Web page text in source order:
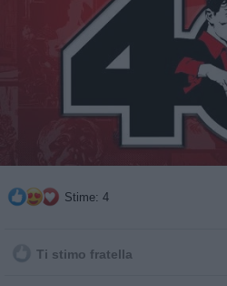
Stime: 4
Ti stimo fratella